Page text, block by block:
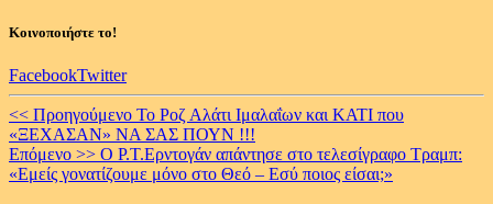
Κοινοποιήστε το!
FacebookTwitter
Continue
Reading
<< Προηγούμενο Το Ροζ Αλάτι Ιμαλαΐων και ΚΑΤΙ που
«ΞΕΧΑΣΑΝ» ΝΑ ΣΑΣ ΠΟΥΝ !!!
Επόμενο >> O Ρ.Τ.Ερντογάν απάντησε στο τελεσίγραφο Τραμπ:
«Εμείς γονατίζουμε μόνο στο Θεό – Εσύ ποιος είσαι;»